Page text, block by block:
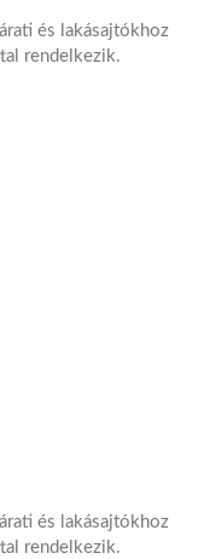
és lakásajtókhoz
rendelkezik.
és lakásajtókhoz
rendelkezik.